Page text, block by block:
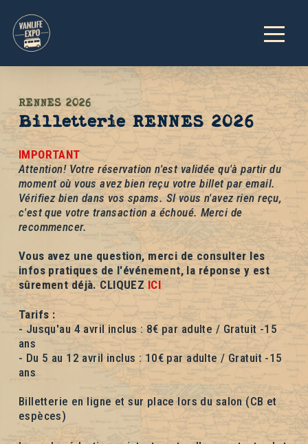
RENNES 2026
Billetterie RENNES 2026
IMPORTANT
Attention! Votre réservation n'est validée qu'à partir du
moment où vous avez bien reçu votre billet par email.
Vérifiez bien dans vos spams. SI vous n'avez rien reçu,
c'est que votre transaction a échoué. Merci de
recommencer.
Vous avez une question, merci de consulter les
infos pratiques de l'événement, la réponse y est
sûrement déjà. CLIQUEZ ICI
Tarifs :
- Jusqu'au 4 avril inclus : 8€ par adulte / Gratuit -15
ans
- Du 5 au 12 avril inclus : 10€ par adulte / Gratuit -15
ans
Billetterie en ligne et sur place lors du salon (CB et
espèces)